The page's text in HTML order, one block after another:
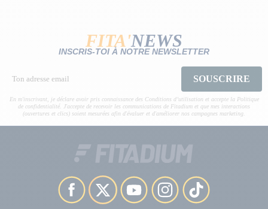
FITA'NEWS
INSCRIS-TOI À NOTRE NEWSLETTER
SOUSCRIRE
En m'inscrivant, je déclare avoir pris connaissance des Conditions d’utilisation et accepte la Politique
de confidentialité. J'accepte de recevoir les communications de Fitadium et que mes interactions
(ouvertures et clics) soient mesurées afin d'évaluer et d'améliorer nos campagnes marketing.